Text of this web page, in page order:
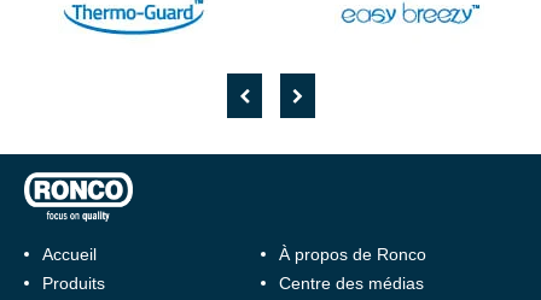
Accueil
À propos de Ronco
Produits
Centre des médias